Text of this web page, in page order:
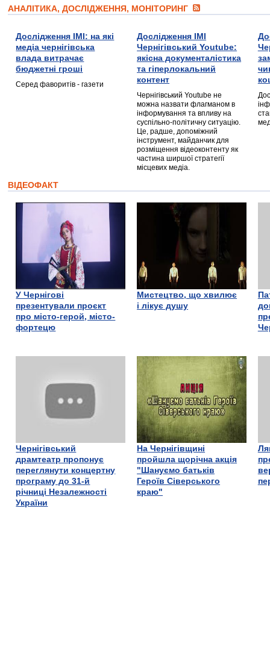
АНАЛІТИКА, ДОСЛІДЖЕННЯ, МОНІТОРИНГ
Дослідження ІМІ: на які
медіа чернігівська
влада витрачає
бюджетні гроші
Серед фаворитів - газети
Дослідження ІМІ
Чернігівський Youtube:
якісна документалістика
та гіперлокальний
контент
Чернігівський Youtube не
можна назвати флагманом в
інформування та впливу на
суспільно-політичну ситуацію.
Це, радше, допоміжний
інструмент, майданчик для
розміщення відеоконтенту як
частина ширшої стратегії
місцевих медіа.
ВІДЕОФАКТ
У Чернігові
презентували проєкт
про місто-герой, місто-
фортецю
Мистецтво, що хвилює
і лікує душу
Чернігівський
драмтеатр пропонує
переглянути концертну
програму до 31-й
річниці Незалежності
України
На Чернігівщині
пройшла щорічна акція
"Шануємо батьків
Героїв Сіверського
краю"